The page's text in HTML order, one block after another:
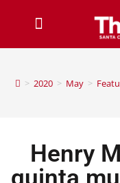
> 2020 > May >
Henry